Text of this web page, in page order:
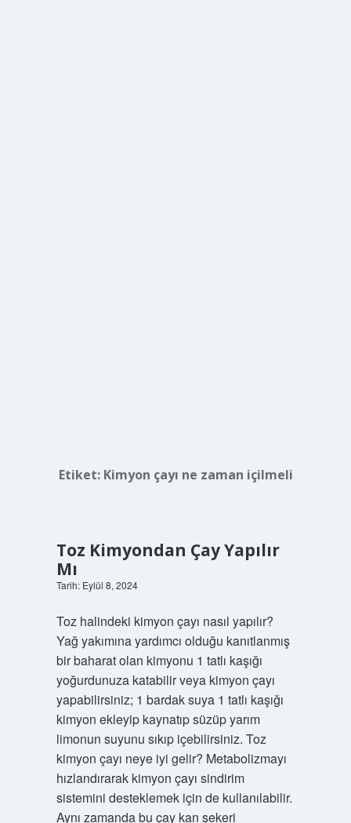
Etiket: Kimyon çayı ne zaman içilmeli
Toz Kimyondan Çay Yapılır
Mı
Tarih: Eylül 8, 2024
Toz halindeki kimyon çayı nasıl yapılır?
Yağ yakımına yardımcı olduğu kanıtlanmış
bir baharat olan kimyonu 1 tatlı kaşığı
yoğurdunuza katabilir veya kimyon çayı
yapabilirsiniz; 1 bardak suya 1 tatlı kaşığı
kimyon ekleyip kaynatıp süzüp yarım
limonun suyunu sıkıp içebilirsiniz. Toz
kimyon çayı neye iyi gelir? Metabolizmayı
hızlandırarak kimyon çayı sindirim
sistemini desteklemek için de kullanılabilir.
Aynı zamanda bu çay kan şekeri